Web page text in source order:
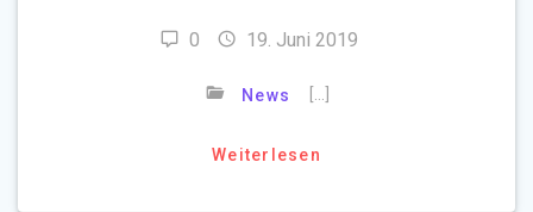
0 19. Juni 2019
News
Weiterlesen